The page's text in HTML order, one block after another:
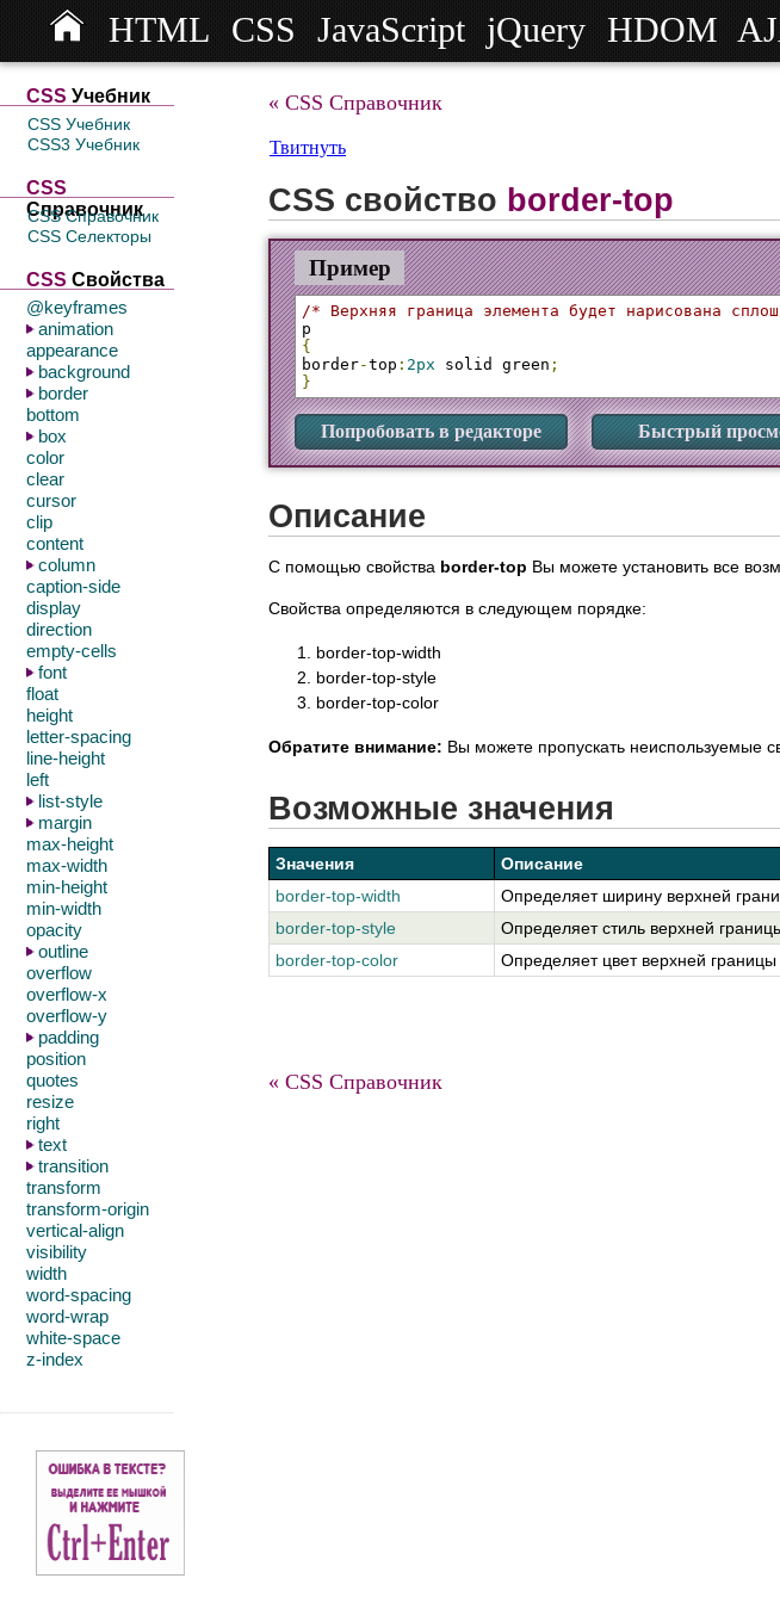
HTML CSS JavaScript jQuery HDOM
СSS Учебник
CSS Учебник
CSS3 Учебник
CSS
Справочник
CSS Справочник
CSS Селекторы
CSS Свойства
@keyframes
animation
appearance
background
border
bottom
box
color
clear
cursor
clip
content
column
caption-side
display
direction
empty-cells
font
float
height
letter-spacing
line-height
left
list-style
margin
max-height
max-width
min-height
min-width
opacity
outline
overflow
overflow-x
overflow-y
padding
position
quotes
resize
right
text
transition
transform
transform-origin
vertical-align
visibility
width
word-spacing
word-wrap
white-space
z-index
« CSS Справочник
Твитнуть
CSS свойство border-top
Пример
/* Верхняя граница элемента будет нарисована
{
border-top : 2px solid green ;
}
Попробовать в редакторе Быстрый
Описание
С помощью свойства border-top Вы можете установить все
Свойства определяются в следующем порядке:
border-top-width
border-top-style
border-top-color
Обратите внимание: Вы можете пропускать неиспользуемые
Возможные значения
Значения
Описание
border-top-width
Определяет ширину верхней
border-top-style
Определяет стиль верхней
border-top-color
Определяет цвет верхней
« CSS Справочник